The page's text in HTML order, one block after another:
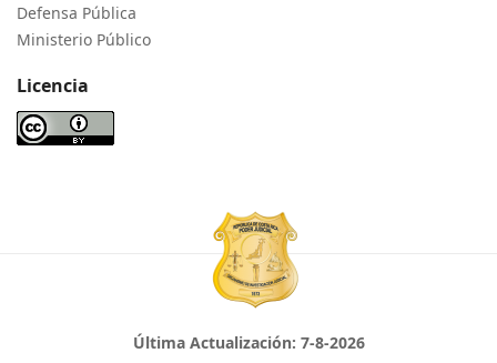
Defensa Pública
Ministerio Público
Licencia
Última Actualización: 7-8-2026